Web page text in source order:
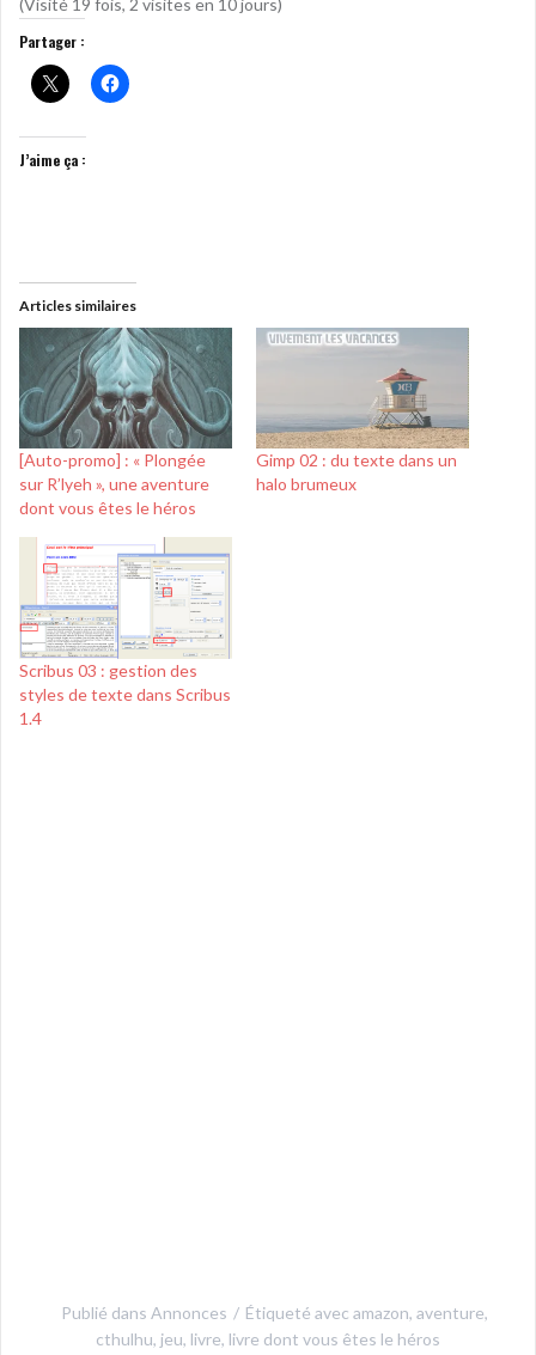
Partager :
J’aime ça :
Articles similaires
[Auto-promo] : « Plongée
sur R’lyeh », une aventure
dont vous êtes le héros
Gimp 02 : du texte dans un
halo brumeux
Scribus 03 : gestion des
styles de texte dans Scribus
1.4
Publié dans Annonces Étiqueté avec amazon, aventure,
cthulhu, jeu, livre, livre dont vous êtes le héros